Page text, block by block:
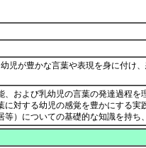
児が豊かな言葉や表現を身に付け
および乳幼児の言葉の発達過程を
に対する幼児の感覚を豊かにする実
等）についての基礎的な知識を持